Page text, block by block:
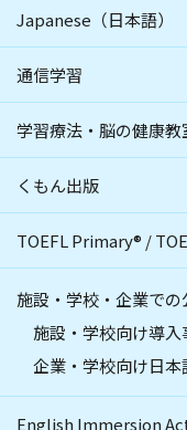
Japanese（日本語）
通信学習
学習療法・脳の健康
くもん出版
TOEFL Primary® /
施設・学校・企業での
施設・学校向け導入
企業・学校向け日本
English Immersion